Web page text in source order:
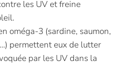
les UV et freine
oméga-3 (sardine, saumon,
permettent eux de lutter
par les UV dans la